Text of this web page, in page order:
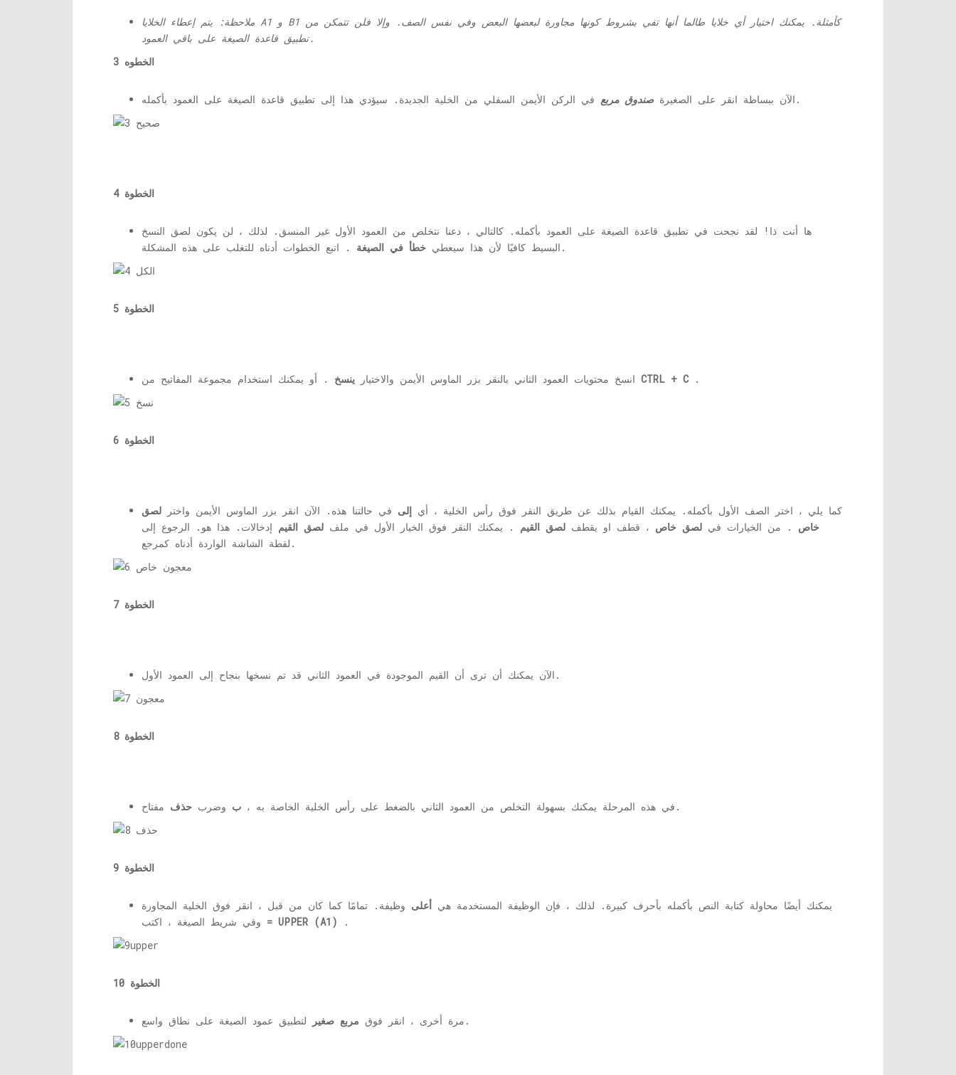
ملاحظة: يتم إعطاء الخلايا A1 و B1 كأمثلة. يمكنك اختيار أي خلايا طالما أنها تفي بشروط كونها مجاورة لبعضها البعض وفي نفس الصف. وإلا فلن تتمكن من
تطبيق قاعدة الصيغة على باقي العمود.
الخطوه 3
الآن ببساطة انقر على الصغيرة صندوق مربع في الركن الأيمن السفلي من الخلية الجديدة. سيؤدي هذا إلى تطبيق قاعدة الصيغة على العمود بأكمله.
الخطوة 4
ها أنت ذا! لقد نجحت في تطبيق قاعدة الصيغة على العمود بأكمله. كالتالي ، دعنا نتخلص من العمود الأول غير المنسق. لذلك ، لن يكون لصق النسخ
البسيط كافيًا لأن هذا سيعطي خطأ في الصيغة . اتبع الخطوات أدناه للتغلب على هذه المشكلة.
الخطوة 5
انسخ محتويات العمود الثاني بالنقر بزر الماوس الأيمن والاختيار ينسخ CTRL + C.
الخطوة 6
كما يلي ، اختر الصف الأول بأكمله. يمكنك القيام بذلك عن طريق النقر فوق رأس الخلية ، أي إلى في حالتنا هذه. الآن انقر بزر الماوس الأيمن واختر لصق
خاص . من الخيارات في لصق خاص ، قطف او يقطف لصق القيم . يمكنك النقر فوق الخيار الأول في ملف لصق القيم إدخالات. هذا هو. الرجوع إلى
لقطة الشاشة الواردة أدناه كمرجع.
الخطوة 7
الآن يمكنك أن ترى أن القيم الموجودة في العمود الثاني قد تم نسخها بنجاح إلى العمود الأول.
الخطوة 8
في هذه المرحلة يمكنك بسهولة التخلص من العمود الثاني بالضغط على رأس الخلية الخاصة به ، ب وضرب حذف مفتاح.
الخطوة 9
يمكنك أيضًا محاولة كتابة النص بأكمله بأحرف كبيرة. لذلك ، فإن الوظيفة المستخدمة هي أعلى وظيفة. تمامًا كما كان من قبل ، انقر فوق الخلية المجاورة
= UPPER (A1) .
الخطوة 10
مرة أخرى ، انقر فوق مربع صغير لتطبيق عمود الصيغة على نطاق واسع.